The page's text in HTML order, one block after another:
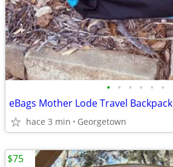
• • • • • •
eBags Mother Lode Travel Backpack
hace 3 min Georgetown
$75